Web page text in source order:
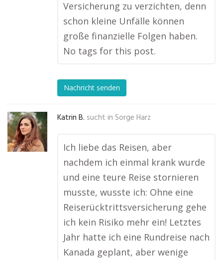
Versicherung zu verzichten, denn
schon kleine Unfälle können
große finanzielle Folgen haben.
No tags for this post.
Nachricht senden
Katrin B. sucht in Sorge Harz
Ich liebe das Reisen, aber
nachdem ich einmal krank wurde
und eine teure Reise stornieren
musste, wusste ich: Ohne eine
Reiserücktrittsversicherung gehe
ich kein Risiko mehr ein! Letztes
Jahr hatte ich eine Rundreise nach
Kanada geplant, aber wenige